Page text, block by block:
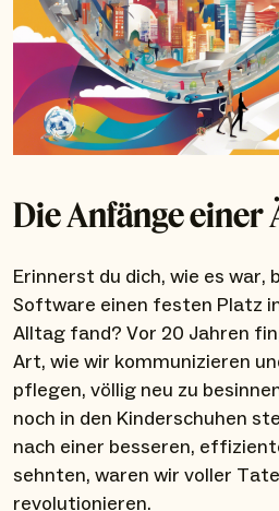
Die Anfänge einer
Erinnerst du dich, wie es war,
Software einen festen Platz
Alltag fand? Vor 20 Jahren
Art, wie wir kommunizieren
pflegen, völlig neu zu
noch in den Kinderschuhen
nach einer besseren,
sehnten, waren wir voller
revolutionieren.